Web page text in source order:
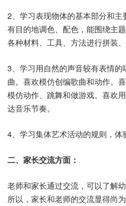
2、学习表现物体的基本部分和
有目的地调色、配色，能围绕主
各种材料、工具、方法进行拼装、
3、学习用自然的声音较有表情
曲。喜欢模仿创编歌曲和动作。
模仿动作、跳舞和做游戏。喜欢
达音乐节奏。
4、学习集体艺术活动的规则，体
二、家长交流方面：
老师和家长通过交流，可以了解
所以，家长和老师的交流显得尚